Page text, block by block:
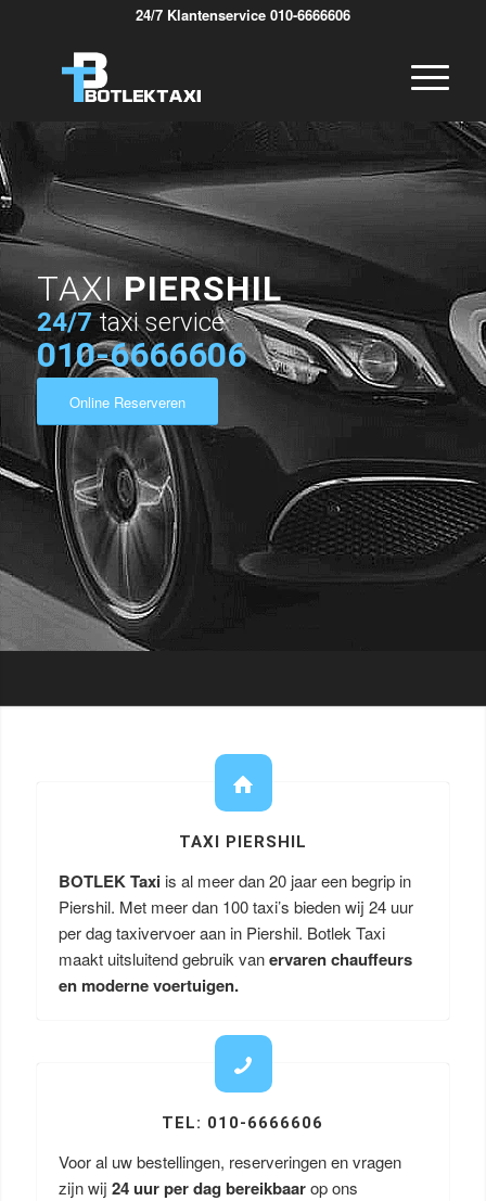
24/7 Klantenservice 010-6666606
TAXIPIERSHIL
24/7 taxi service
010-6666606
Online Reserveren
TAXI PIERSHIL
BOTLEK Taxi is al meer dan 20 jaar een begrip in
Piershil. Met meer dan 100 taxi’s bieden wij 24 uur
per dag taxivervoer aan in Piershil. Botlek Taxi
maakt uitsluitend gebruik vanervaren chauffeurs
en moderne voertuigen.
TEL: 010-6666606
Voor al uw bestellingen, reserveringen en vragen
zijn wij 24 uur per dag bereikbaarop ons